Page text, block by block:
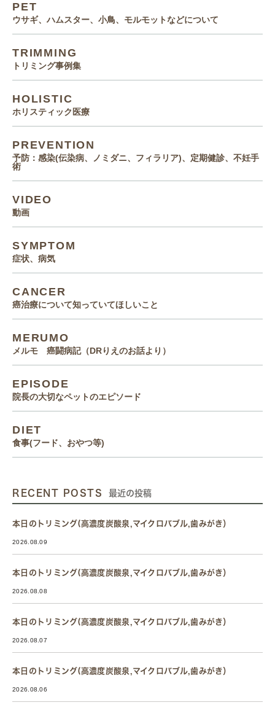
PET
ウサギ、ハムスター、小鳥、モルモットなどについて
TRIMMING
トリミング事例集
HOLISTIC
ホリスティック医療
PREVENTION
予防：感染(伝染病、ノミダニ、フィラリア)、定期健診、不妊手
術
VIDEO
動画
SYMPTOM
症状、病気
CANCER
癌治療について知っていてほしいこと
MERUMO
メルモ 癌闘病記（DRりえのお話より）
EPISODE
院長の大切なペットのエピソード
DIET
食事(フード、おやつ等)
RECENT POSTS 最近の投稿
本日のトリミング(高濃度炭酸泉,マイクロバブル,歯みがき）
2026.08.09
本日のトリミング(高濃度炭酸泉,マイクロバブル,歯みがき）
2026.08.08
本日のトリミング(高濃度炭酸泉,マイクロバブル,歯みがき）
2026.08.07
本日のトリミング(高濃度炭酸泉,マイクロバブル,歯みがき）
2026.08.06